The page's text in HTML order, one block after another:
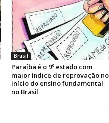
Brasil
Paraíba é o 9º estado com
maior índice de reprovação no
início do ensino fundamental
no Brasil